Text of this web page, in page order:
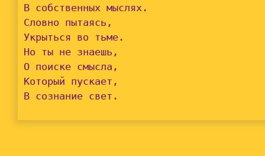
В собственных мыслях.
Словно пытаясь,
Укрыться во тьме.
Но ты не знаешь,
О поиске смысла,
Который пускает,
В сознание свет.